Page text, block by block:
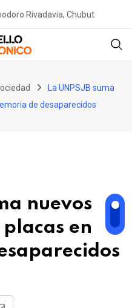
Rivadavia, Chubut
La UNPSJB suma
de desaparecidos
nuevos
en